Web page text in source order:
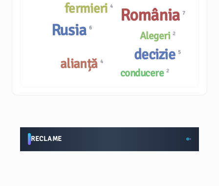
alianță 4
fermieri 4
conducere 2
România7
Alegeri 2
Rusia6
decizie 5
RECLAME